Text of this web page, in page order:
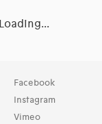
Collection
TOUT (7)
Archives (7)
Facebook
Instagram
Vimeo